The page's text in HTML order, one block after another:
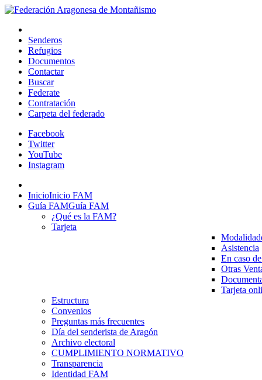
Senderos
Refugios
Documentos
Contactar
Buscar
Federate
Contratación
Carpeta del federado
Facebook
Twitter
YouTube
Instagram
InicioInicio FAM
Guía FAMGuía FAM
¿Qué es la FAM?
Tarjeta
Asistencia
En caso
Otras
Tarjeta
Estructura
Convenios
Preguntas más frecuentes
Día del senderista de Aragón
Archivo electoral
CUMPLIMIENTO NORMATIVO
Transparencia
Identidad FAM